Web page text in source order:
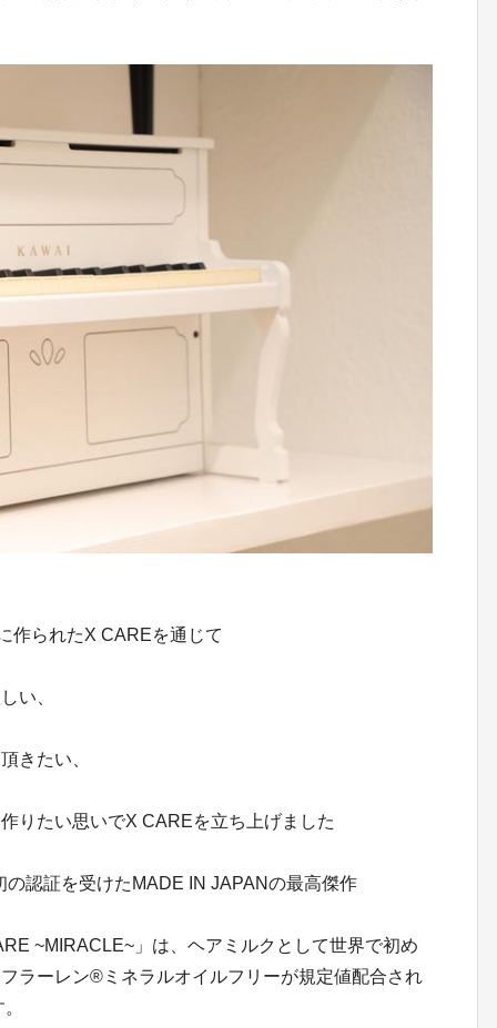
作られたX CAREを通じて
い、
きたい、
りたい思いでX CAREを立ち上げました
認証を受けたMADE IN JAPANの最高傑作
~MIRACLE~」は、ヘアミルクとして世界で初め
ラーレン®ミネラルオイルフリーが規定値配合され